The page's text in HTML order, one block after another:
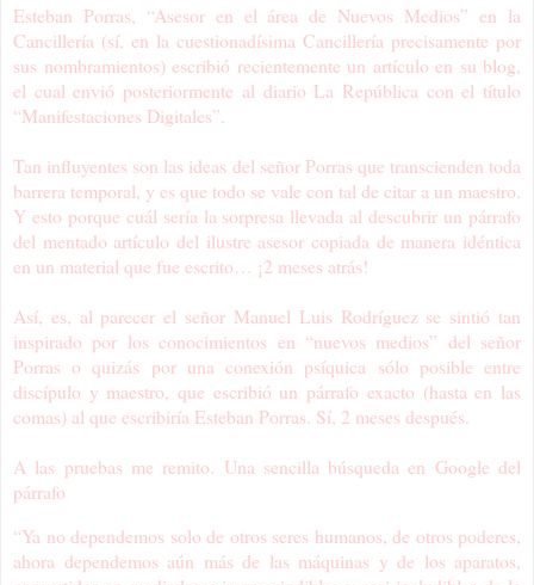
Esteban Porras, “Asesor en el área de Nuevos Medios” en la
Cancillería (sí, en la cuestionadísima Cancillería precisamente por
sus nombramientos) escribió recientemente un artículo en su blog,
el cual envió posteriormente al diario La República con el título
“Manifestaciones Digitales”.
Tan influyentes son las ideas del señor Porras que transcienden toda
barrera temporal, y es que todo se vale con tal de citar a un maestro.
Y esto porque cuál sería la sorpresa llevada al descubrir un párrafo
del mentado artículo del ilustre asesor copiada de manera idéntica
en un material que fue escrito… ¡2 meses atrás!
Así, es, al parecer el señor Manuel Luis Rodríguez se sintió tan
inspirado por los conocimientos en “nuevos medios” del señor
Porras o quizás por una conexión psíquica sólo posible entre
discípulo y maestro, que escribió un párrafo exacto (hasta en las
comas) al que escribiría Esteban Porras. Sí, 2 meses después.
A las pruebas me remito. Una sencilla búsqueda en Google del
párrafo
“Ya no dependemos solo de otros seres humanos, de otros poderes,
ahora dependemos aún más de las máquinas y de los aparatos,